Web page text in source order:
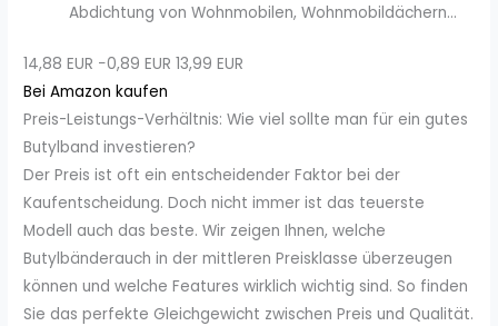
Abdichtung von Wohnmobilen, Wohnmobildächern...
14,88 EUR −0,89 EUR 13,99 EUR
Bei Amazon kaufen
Preis-Leistungs-Verhältnis: Wie viel sollte man für ein gutes
Butylband investieren?
Der Preis ist oft ein entscheidender Faktor bei der
Kaufentscheidung. Doch nicht immer ist das teuerste
Modell auch das beste. Wir zeigen Ihnen, welche
Butylbänderauch in der mittleren Preisklasse überzeugen
können und welche Features wirklich wichtig sind. So finden
Sie das perfekte Gleichgewicht zwischen Preis und Qualität.